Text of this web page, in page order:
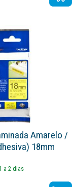
Amarelo /
18mm
a 2 dias